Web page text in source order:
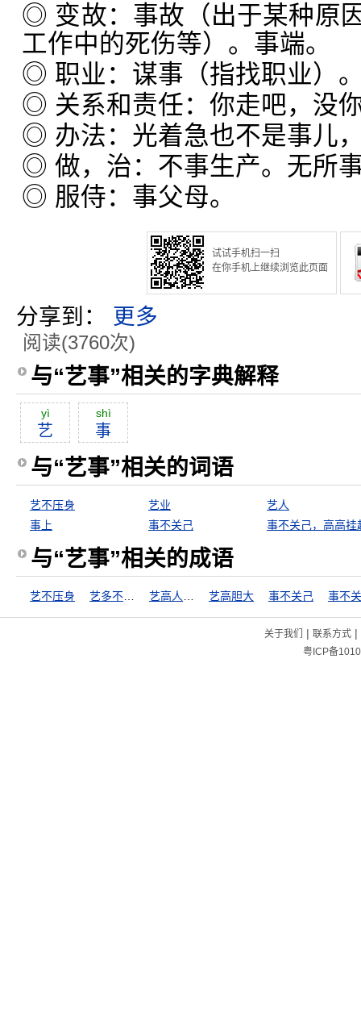
◎ 变故：事故（出于某种原
工作中的死伤等）。事端。
◎ 职业：谋事（指找职业）
◎ 关系和责任：你走吧，没
◎ 办法：光着急也不是事儿
◎ 做，治：不事生产。无所
◎ 服侍：事父母。
试试手机扫一扫
在你手机上继续浏览此页面
分享到： 更多
阅读(3760次)
与“艺事”相关的字典解释
yì
艺
shì
事
与“艺事”相关的词语
艺不压身 艺业
艺人
事上
事不关己 事不关己，高高挂
与“艺事”相关的成语
艺不压身 艺高胆大 事不关己
关于我们 | 联系方式|
粤ICP备